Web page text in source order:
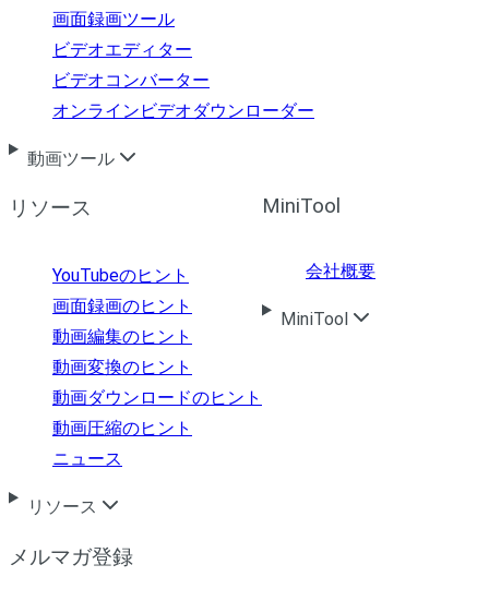
画面録画ツール
ビデオエディター
ビデオコンバーター
オンラインビデオダウンローダー
動画ツール
リソース
YouTubeのヒント
画面録画のヒント
動画編集のヒント
動画変換のヒント
動画ダウンロードのヒント
動画圧縮のヒント
ニュース
リソース
MiniTool
会社概要
MiniTool
メルマガ登録